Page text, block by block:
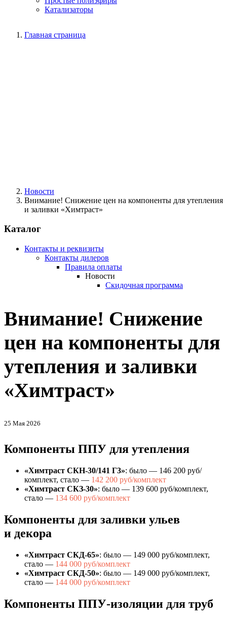
Катализаторы
Главная страница
Новости
Внимание! Снижение цен на компоненты для утепления
и заливки «Химтраст»
Каталог
Контакты и реквизиты
Контакты дилеров
Правила оплаты
Новости
Скидочная программа
Внимание! Снижение
цен на компоненты для
утепления и заливки
«Химтраст»
25 Мая 2026
Компоненты ППУ для утепления
«Химтраст СКН-30/141 Г3»: было — 146 200 руб/
комплект, стало — 142 200 руб/комплект
«Химтраст СКЗ-30»: было — 139 600 руб/комплект,
стало — 134 600 руб/комплект
Компоненты для заливки ульев
и декора
«Химтраст СКД-65»: было — 149 000 руб/комплект,
стало — 144 000 руб/комплект
«Химтраст СКД-50»: было — 149 000 руб/комплект,
стало — 144 000 руб/комплект
Компоненты ППУ-изоляции для труб